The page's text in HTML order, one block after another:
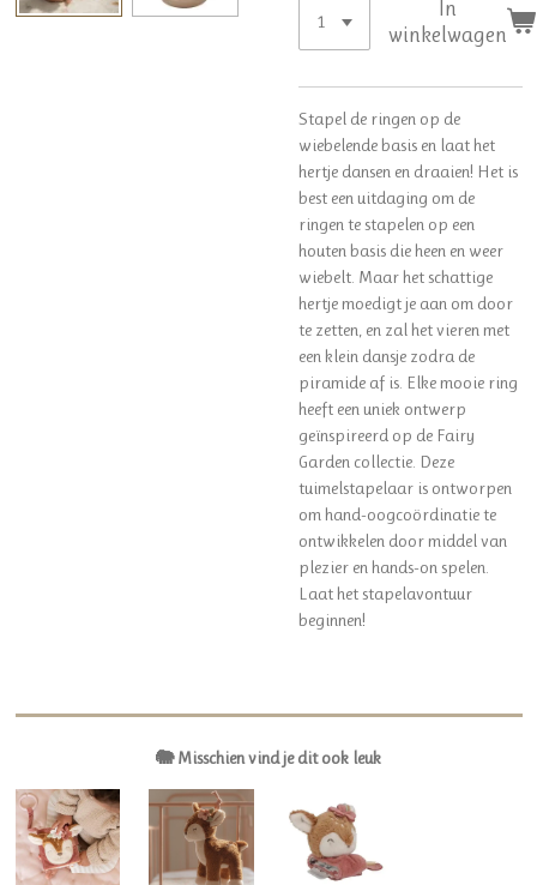
In
winkelwagen
Stapel de ringen op de
wiebelende basis en laat het
hertje dansen en draaien! Het is
best een uitdaging om de
ringen te stapelen op een
houten basis die heen en weer
wiebelt. Maar het schattige
hertje moedigt je aan om door
te zetten, en zal het vieren met
een klein dansje zodra de
piramide af is. Elke mooie ring
heeft een uniek ontwerp
geïnspireerd op de Fairy
Garden collectie. Deze
tuimelstapelaar is ontworpen
om hand-oogcoördinatie te
ontwikkelen door middel van
plezier en hands-on spelen.
Laat het stapelavontuur
beginnen!
🐘 Misschien vind je dit ook leuk